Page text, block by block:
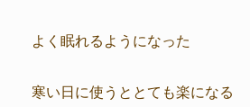
よく眠れるようになった
寒い日に使うととても楽になる